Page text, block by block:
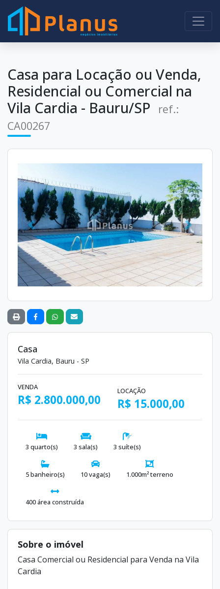
Casa para Locação ou Venda,
Residencial ou Comercial na
Vila Cardia - Bauru/SP
ref.:
CA00267
Anterior Próximo
Casa
Vila Cardia, Bauru - SP
VENDA
R$ 2.800.000,00
LOCAÇÃO
R$ 15.000,00
3 quarto(s) 3 sala(s) 3 suíte(s)
5 banheiro(s) 10 vaga(s) 1.000m² terreno
400 área construída
Sobre o imóvel
Casa Comercial ou Residencial para Venda na Vila
Cardia